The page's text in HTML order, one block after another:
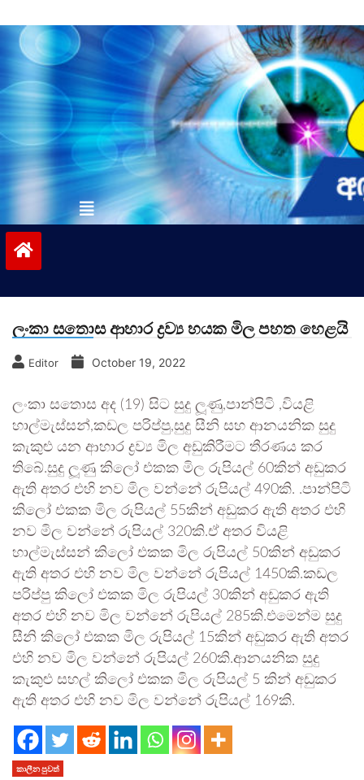
to
contentvinivida.lk
ලංකා සතොස ආහාර ද්‍රව්‍ය හයක මිල පහත හෙළයි
Editor October 19, 2022
ලංකා සතොස අද (19) සිට සුදු ලූණු,පාන්පිටි ,වියළි
හාල්මැස්සන්,කඩල පරිප්පු,සුදු සීනි සහ ආනයනික සුදු
කැකුළු යන ආහාර ද්‍රව්‍ය මිල අඩුකිරීමට තීරණය කර
තිබේ.සුදු ලූණු කිලෝ එකක මිල රුපියල් 60කින් අඩුකර
ඇති අතර එහි නව මිල වන්නේ රුපියල් 490කි. .පාන්පිටි
කිලෝ එකක මිල රුපියල් 55කින් අඩුකර ඇති අතර එහි
නව මිල වන්නේ රුපියල් 320කි.ඒ අතර වියළි
හාල්මැස්සන් කිලෝ එකක මිල රුපියල් 50කින් අඩුකර
ඇති අතර එහි නව මිල වන්නේ රුපියල් 1450කි.කඩල
පරිප්පු කිලෝ එකක මිල රුපියල් 30කින් අඩුකර ඇති
අතර එහි නව මිල වන්නේ රුපියල් 285කි.එමෙන්ම සුදු
සීනි කිලෝ එකක මිල රුපියල් 15කින් අඩුකර ඇති අතර
එහි නව මිල වන්නේ රුපියල් 260කි.ආනයනික සුදු
කැකුළු සහල් කිලෝ එකක මිල රුපියල් 5 කින් අඩුකර
ඇති අතර එහි නව මිල වන්නේ රුපියල් 169කි.
කාලීන පුවත්